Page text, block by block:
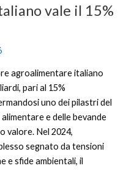
vale il 15%
agroalimentare italiano
pari al 15%
uno dei pilastri del
e delle bevande
valore. Nel 2024,
segnato da tensioni
e sfide ambientali, il